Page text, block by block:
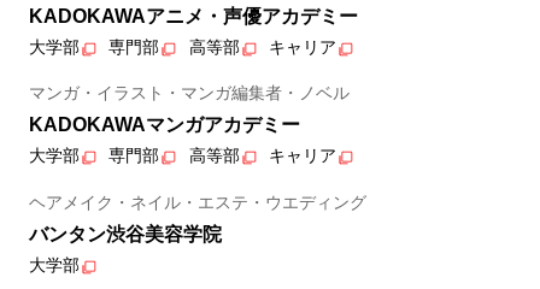
KADOKAWAアニメ・声優アカデミー
大学部 専門部 高等部 キャリア
マンガ・イラスト・マンガ編集者・ノベル
KADOKAWAマンガアカデミー
大学部 専門部 高等部 キャリア
ヘアメイク・ネイル・エステ・ウエディング
バンタン渋谷美容学院
大学部